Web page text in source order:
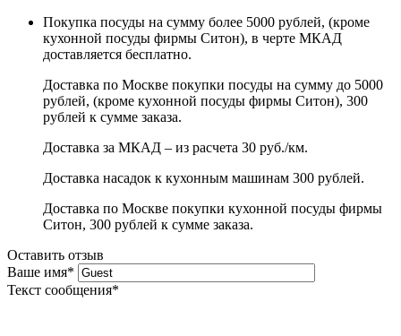
Покупка посуды на сумму более 5000 рублей, (кроме
кухонной посуды фирмы Ситон), в черте МКАД
доставляется бесплатно.
Доставка по Москве покупки посуды на сумму до 5000
рублей, (кроме кухонной посуды фирмы Ситон), 300
рублей к сумме заказа.
Доставка за МКАД – из расчета 30 руб./км.
Доставка насадок к кухонным машинам 300 рублей.
Доставка по Москве покупки кухонной посуды фирмы
Ситон, 300 рублей к сумме заказа.
Оставить отзыв
Ваше имя*
Текст сообщения*